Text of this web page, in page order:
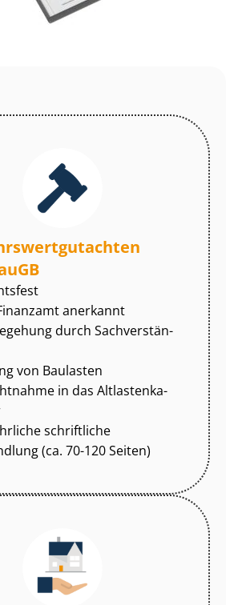
anerkannt
durch Sach­ver­stän­
von Baulasten
in das Alt­las­ten­ka­
schriftliche
(ca. 70-120 Seiten)